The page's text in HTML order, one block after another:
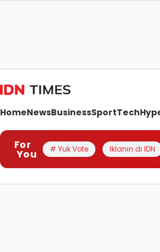
HomeNewsBusinessSportTech
For
You # Yuk Vote Iklanin di IDN